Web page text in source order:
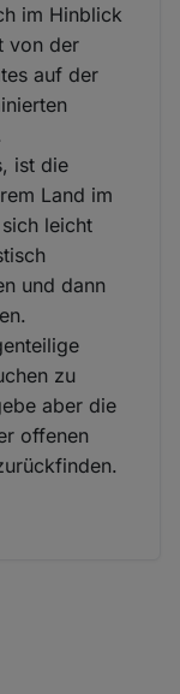
im Hinblick
von der
auf der
ist die
Land im
leicht
und dann
zu
aber die
offenen